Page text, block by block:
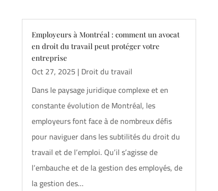
Employeurs à Montréal : comment un avocat
en droit du travail peut protéger votre
entreprise
Oct 27, 2025 | Droit du travail
Dans le paysage juridique complexe et en
constante évolution de Montréal, les
employeurs font face à de nombreux défis
pour naviguer dans les subtilités du droit du
travail et de l’emploi. Qu’il s’agisse de
l’embauche et de la gestion des employés, de
la gestion des...